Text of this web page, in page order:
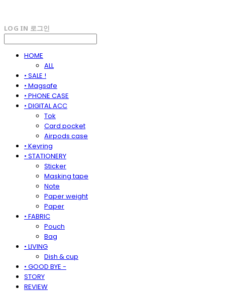
LOG IN 로그인
HOME
ALL
• SALE !
• Magsafe
• PHONE CASE
• DIGITAL ACC
Tok
Card pocket
Airpods case
• Keyring
• STATIONERY
Sticker
Masking tape
Note
Paper weight
Paper
• FABRIC
Pouch
Bag
• LIVING
Dish & cup
• GOOD BYE -
STORY
REVIEW